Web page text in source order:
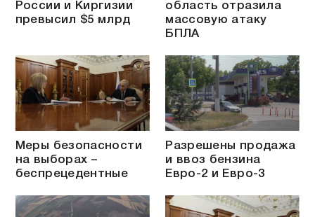
России и Киргизии
превысил $5 млрд
область отразила
массовую атаку
БПЛА
Меры безопасности
на выборах –
беспрецедентные
Разрешены продажа
и ввоз бензина
Евро-2 и Евро-3